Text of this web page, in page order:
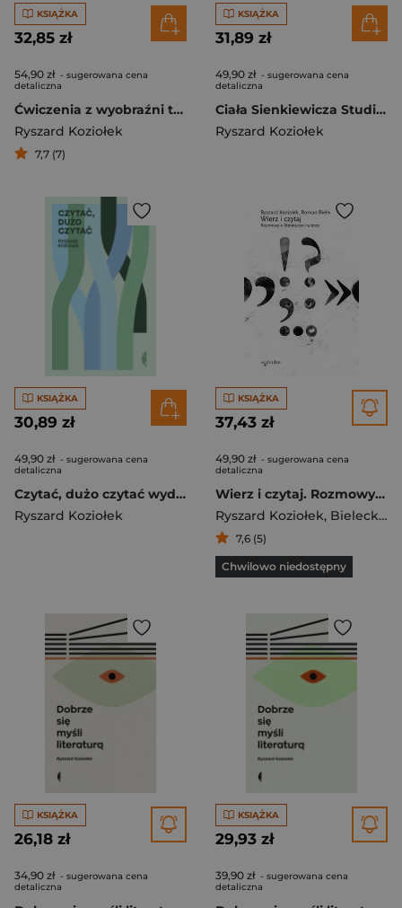
KSIĄŻKA
32,85 zł
54,90 zł - sugerowana cena
detaliczna
Ćwiczenia z wyobraźni teologicznej
Ryszard Koziołek
7,7 (7)
KSIĄŻKA
31,89 zł
49,90 zł - sugerowana cena
detaliczna
Ciała Sienkiewicza Studia o płci i przemocy Studia o płci i przemocy
Ryszard Koziołek
KSIĄŻKA
30,89 zł
49,90 zł - sugerowana cena
detaliczna
Czytać, dużo czytać wyd. 2
Ryszard Koziołek
KSIĄŻKA
37,43 zł
49,90 zł - sugerowana cena
detaliczna
Wierz i czytaj. Rozmowy o literaturze i wierze
Ryszard Koziołek, Bielecki Roman
7,6 (5)
Chwilowo niedostępny
KSIĄŻKA
26,18 zł
34,90 zł - sugerowana cena
detaliczna
KSIĄŻKA
29,93 zł
39,90 zł - sugerowana cena
detaliczna